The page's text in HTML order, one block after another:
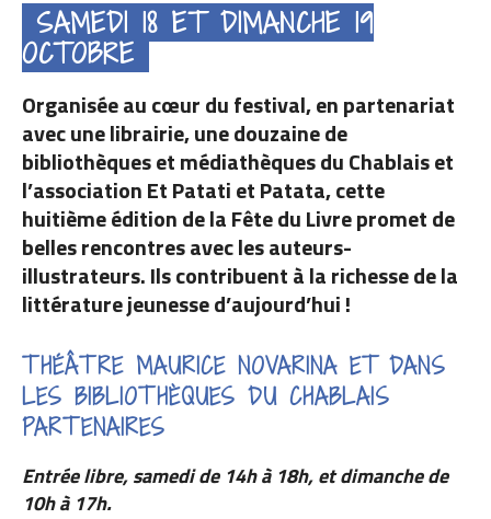
SAMEDI 18 ET DIMANCHE 19
OCTOBRE
Organisée au cœur du festival, en partenariat
avec une librairie, une douzaine de
bibliothèques et médiathèques du Chablais et
l’association Et Patati et Patata, cette
huitième édition de la Fête du Livre promet de
belles rencontres avec les auteurs-
illustrateurs. Ils contribuent à la richesse de la
littérature jeunesse d’aujourd’hui !
THÉÂTRE MAURICE NOVARINA ET DANS
LES BIBLIOTHÈQUES DU CHABLAIS
PARTENAIRES
Entrée libre, samedi de 14h à 18h, et dimanche de
10h à 17h.